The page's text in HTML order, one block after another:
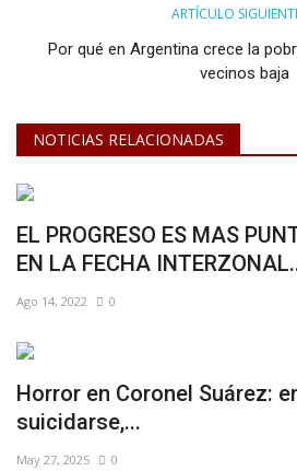
ARTÍCULO
Por qué en Argentina crece la
vecinos baja
NOTICIAS RELACIONADAS
EL PROGRESO ES MAS
EN LA FECHA
Ago 14, 2022 0
Horror en Coronel Suárez:
suicidarse,...
May 27, 2025 0